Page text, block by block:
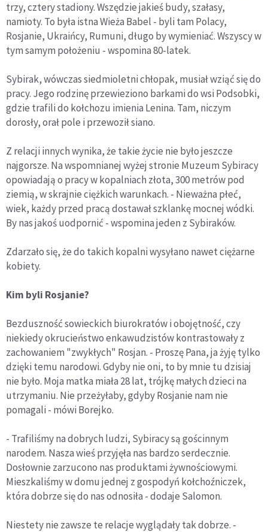
trzy, cztery stadiony. Wszędzie jakieś budy, szałasy,
namioty. To była istna Wieża Babel - byli tam Polacy,
Rosjanie, Ukraińcy, Rumuni, długo by wymieniać. Wszyscy w
tym samym położeniu - wspomina 80-latek.
Sybirak, wówczas siedmioletni chłopak, musiał wziąć się do
pracy. Jego rodzinę przewieziono barkami do wsi Podsobki,
gdzie trafili do kołchozu imienia Lenina. Tam, niczym
dorosły, orał pole i przewoził siano.
Z relacji innych wynika, że takie życie nie było jeszcze
najgorsze. Na wspomnianej wyżej stronie Muzeum Sybiracy
opowiadają o pracy w kopalniach złota, 300 metrów pod
ziemią, w skrajnie ciężkich warunkach. - Nieważna płeć,
wiek, każdy przed pracą dostawał szklankę mocnej wódki.
By nas jakoś uodpornić - wspomina jeden z Sybiraków.
Zdarzało się, że do takich kopalni wysyłano nawet ciężarne
kobiety.
Kim byli Rosjanie?
Bezduszność sowieckich biurokratów i obojętność, czy
niekiedy okrucieństwo enkawudzistów kontrastowały z
zachowaniem "zwykłych" Rosjan. - Proszę Pana, ja żyję tylko
dzięki temu narodowi. Gdyby nie oni, to by mnie tu dzisiaj
nie było. Moja matka miała 28 lat, trójkę małych dzieci na
utrzymaniu. Nie przeżyłaby, gdyby Rosjanie nam nie
pomagali - mówi Borejko.
- Trafiliśmy na dobrych ludzi, Sybiracy są gościnnym
narodem. Nasza wieś przyjęła nas bardzo serdecznie.
Dosłownie zarzucono nas produktami żywnościowymi.
Mieszkaliśmy w domu jednej z gospodyń kołchoźniczek,
która dobrze się do nas odnosiła - dodaje Salomon.
Niestety nie zawsze te relacje wyglądały tak dobrze. -